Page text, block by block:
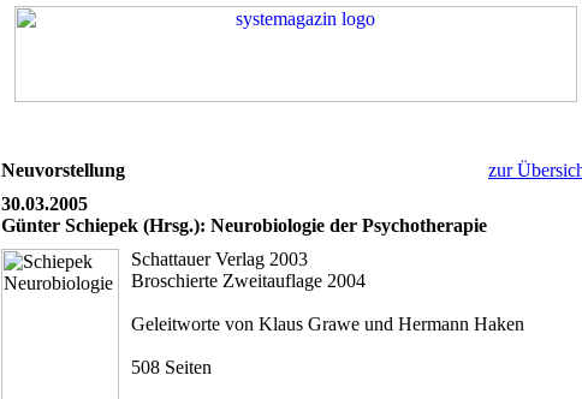
Neuvorstellung
zur
30.03.2005
Günter Schiepek (Hrsg.): Neurobiologie der Psychotherapie
Schattauer Verlag 2003
Broschierte Zweitauflage 2004
Geleitworte von Klaus Grawe und Hermann Haken
508 Seiten